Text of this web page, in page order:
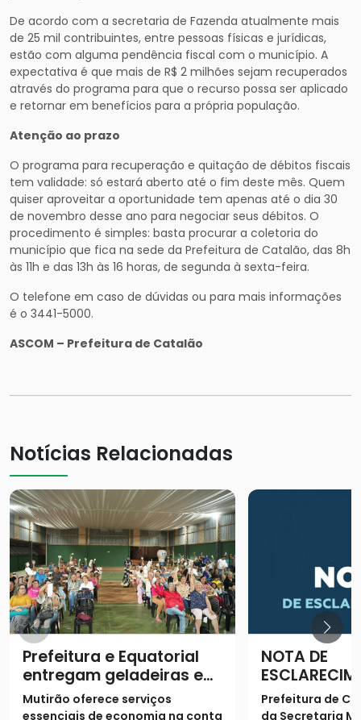
De acordo com a secretaria de Fazenda atualmente mais
de 25 mil contribuintes, entre pessoas físicas e jurídicas,
estão com alguma pendência fiscal com o município. A
expectativa é que mais de R$ 2 milhões sejam recuperados
através do programa para que o recurso possa ser aplicado
e retornar em benefícios para a própria população.
Atenção ao prazo
O programa para recuperação e quitação de débitos fiscais
tem validade: só estará aberto até o fim deste mês. Quem
quiser aproveitar a oportunidade tem apenas até o dia 30
de novembro desse ano para negociar seus débitos. O
procedimento é simples: basta procurar a coletoria do
município que fica na sede da Prefeitura de Catalão, das 8h
às 11h e das 13h às 16 horas, de segunda à sexta-feira.
O telefone em caso de dúvidas ou para mais informações
é o 3441-5000.
ASCOM – Prefeitura de Catalão
Notícias Relacionadas
Prefeitura e Equatorial
entregam geladeiras e
prestam serviços à
população
Mutirão oferece serviços
essenciais de economia na conta
NOTA DE
Prefeitura de
da Secretaria